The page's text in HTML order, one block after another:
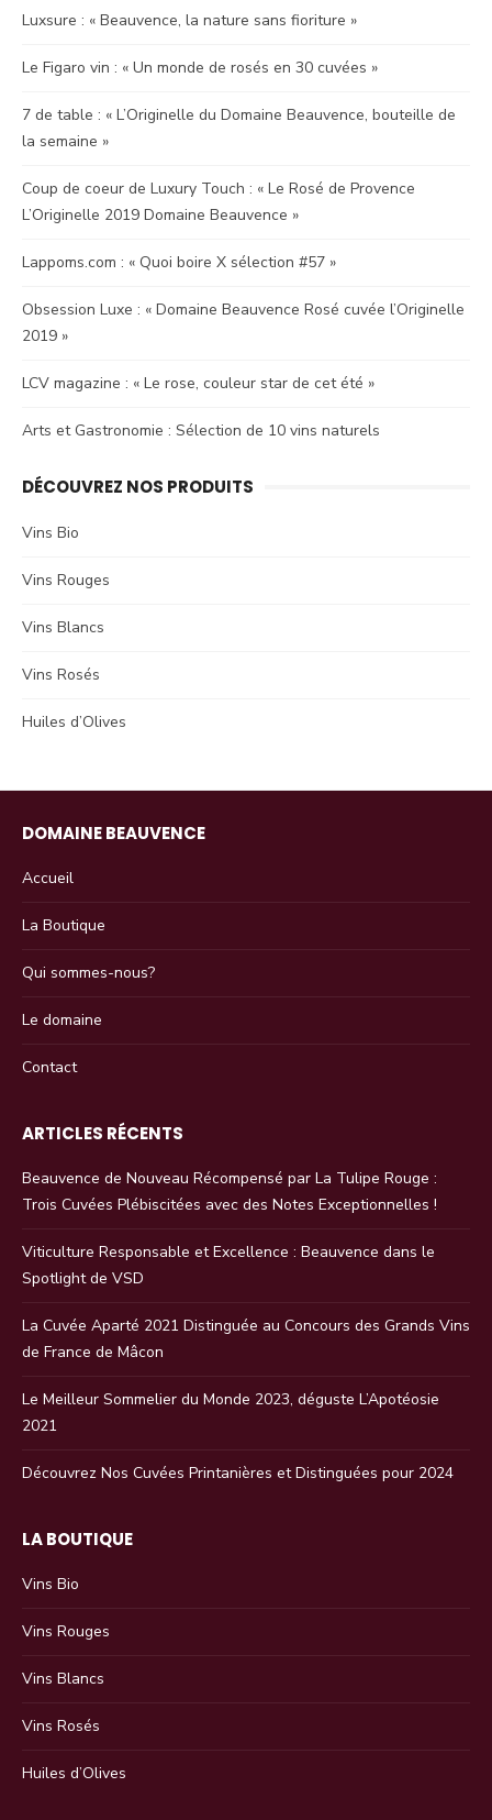
Luxsure : « Beauvence, la nature sans fioriture »
Le Figaro vin : « Un monde de rosés en 30 cuvées »
7 de table : « L’Originelle du Domaine Beauvence, bouteille de
la semaine »
Coup de coeur de Luxury Touch : « Le Rosé de Provence
L’Originelle 2019 Domaine Beauvence »
Lappoms.com : « Quoi boire X sélection #57 »
Obsession Luxe : « Domaine Beauvence Rosé cuvée l’Originelle
2019 »
LCV magazine : « Le rose, couleur star de cet été »
Arts et Gastronomie : Sélection de 10 vins naturels
DÉCOUVREZ NOS PRODUITS
Vins Bio
Vins Rouges
Vins Blancs
Vins Rosés
Huiles d’Olives
DOMAINE BEAUVENCE
Accueil
La Boutique
Qui sommes-nous?
Le domaine
Contact
ARTICLES RÉCENTS
Beauvence de Nouveau Récompensé par La Tulipe Rouge :
Trois Cuvées Plébiscitées avec des Notes Exceptionnelles !
Viticulture Responsable et Excellence : Beauvence dans le
Spotlight de VSD
La Cuvée Aparté 2021 Distinguée au Concours des Grands Vins
de France de Mâcon
Le Meilleur Sommelier du Monde 2023, déguste L’Apotéosie
2021
Découvrez Nos Cuvées Printanières et Distinguées pour 2024
LA BOUTIQUE
Vins Bio
Vins Rouges
Vins Blancs
Vins Rosés
Huiles d’Olives